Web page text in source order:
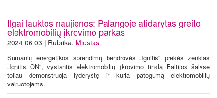
Ilgai lauktos naujienos: Palangoje atidarytas greito
elektromobilių įkrovimo parkas
2024 06 03 | Rubrika: Miestas
Sumanių energetikos sprendimų bendrovės „Ignitis“ prekės ženklas
„Ignitis ON“, vystantis elektromobilių įkrovimo tinklą Baltijos šalyse​​
toliau demonstruoja lyderystę ir kuria patogumą elektromobilių
vairuotojams.